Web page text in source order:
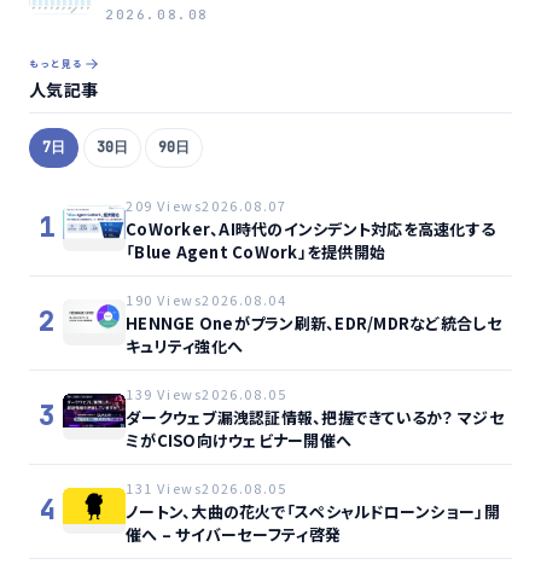
2026.08.08
もっと見る
人気記事
7日 30日 90日
1
209 Views2026.08.07
CoWorker、AI時代のインシデント対応を高速化する
「Blue Agent CoWork」を提供開始
2
190 Views2026.08.04
HENNGE Oneがプラン刷新、EDR/MDRなど統合しセ
キュリティ強化へ
3
139 Views2026.08.05
ダークウェブ漏洩認証情報、把握できているか？ マジセ
ミがCISO向けウェビナー開催へ
4
131 Views2026.08.05
ノートン、大曲の花火で「スペシャルドローンショー」開
催へ – サイバーセーフティ啓発